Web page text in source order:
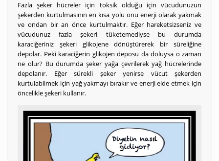
Fazla şeker hücreler için toksik olduğu için vücudunuzun
şekerden kurtulmasının en kısa yolu onu enerji olarak yakmak
ve ondan bir an önce kurtulmaktır. Eğer hareketsizseniz ve
vücudunuz fazla şekeri tüketemediyse bu durumda
karaciğeriniz şekeri glikojene dönüştürerek bir süreliğine
depolar. Peki karaciğerin glikojen deposu da doluysa o zaman
ne olur? Bu durumda şeker yağa çevrilerek yağ hücrelerinde
depolanır. Eğer sürekli şeker yenirse vücut şekerden
kurtulabilmek için yağ yakmayı bırakır ve enerji elde etmek için
öncelikle şekeri kullanır.